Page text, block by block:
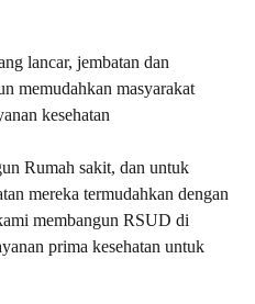
lancar, jembatan dan
memudahkan masyarakat
kesehatan
Rumah sakit, dan untuk
mereka termudahkan dengan
membangun RSUD di
prima kesehatan untuk